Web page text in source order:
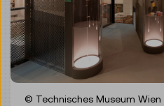
© Technisches Museum Wien